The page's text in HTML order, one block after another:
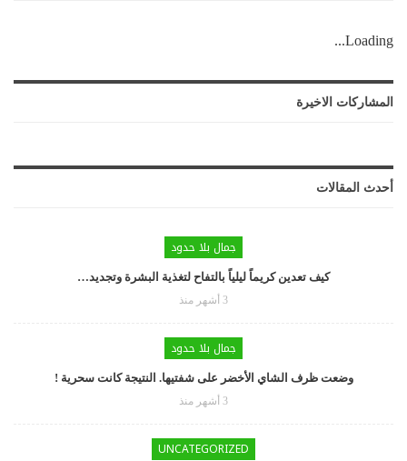
Loading...
المشاركات الاخيرة
أحدث المقالات
جمال بلا حدود
كيف تعدين كريماً ليلياً بالتفاح لتغذية البشرة وتجديد…
3 أشهر منذ
جمال بلا حدود
وضعت ظرف الشاي الأخضر على شفتيها. النتيجة كانت سحرية !
3 أشهر منذ
UNCATEGORIZED